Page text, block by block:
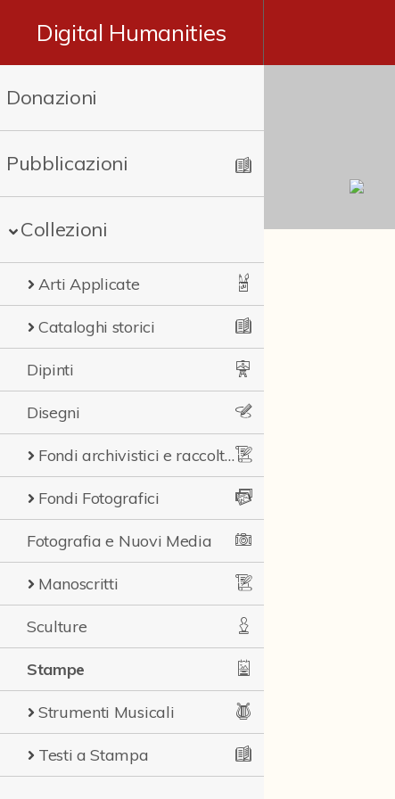
Digital Humanities
Donazioni
Pubblicazioni
Collezioni
Arti Applicate
Cataloghi storici
Dipinti
Disegni
Fondi archivistici e raccolte documentarie
Fondi Fotografici
Fotografia e Nuovi Media
Manoscritti
Sculture
Stampe
Strumenti Musicali
Testi a Stampa